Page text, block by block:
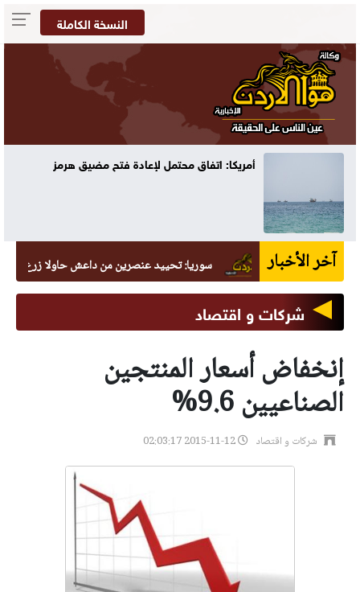
النسخة الكاملة
أمريكا: اتفاق محتمل لإعادة فتح مضيق هرمز
آخر الأخبار سوريا: تحييد عنصرين من داعش حاولا زرع عبوة في
شركات و اقتصاد
إنخفاض أسعار المنتجين
الصناعيين 9.6%
شركات و اقتصاد